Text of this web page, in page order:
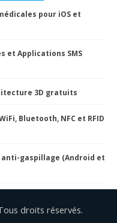
pour iOS et
et Applications SMS
3D gratuits
Bluetooth, NFC et RFID
gaspillage (Android et
droits réservés.